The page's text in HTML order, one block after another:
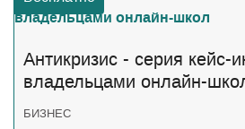
Антикризис - серия кейс-
владельцами онлайн-
БИЗНЕС